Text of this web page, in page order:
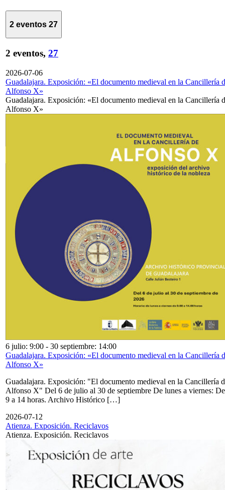
2 eventos 27
2 eventos, 27
2026-07-06
Guadalajara. Exposición: «El documento medieval en la Cancillería
Alfonso X»
Guadalajara. Exposición: «El documento medieval en la Cancillería
Alfonso X»
6 julio: 9:00 - 30 septiembre: 14:00
Guadalajara. Exposición: «El documento medieval en la Cancillería
Alfonso X»
Guadalajara. Exposición: "El documento medieval en la Cancillería
Alfonso X" Del 6 de julio al 30 de septiembre De lunes a viernes: De
9 a 14 horas. Archivo Histórico […]
2026-07-12
Atienza. Exposición. Reciclavos
Atienza. Exposición. Reciclavos